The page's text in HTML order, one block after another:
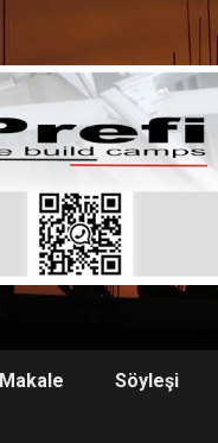
Makale Söyleşi